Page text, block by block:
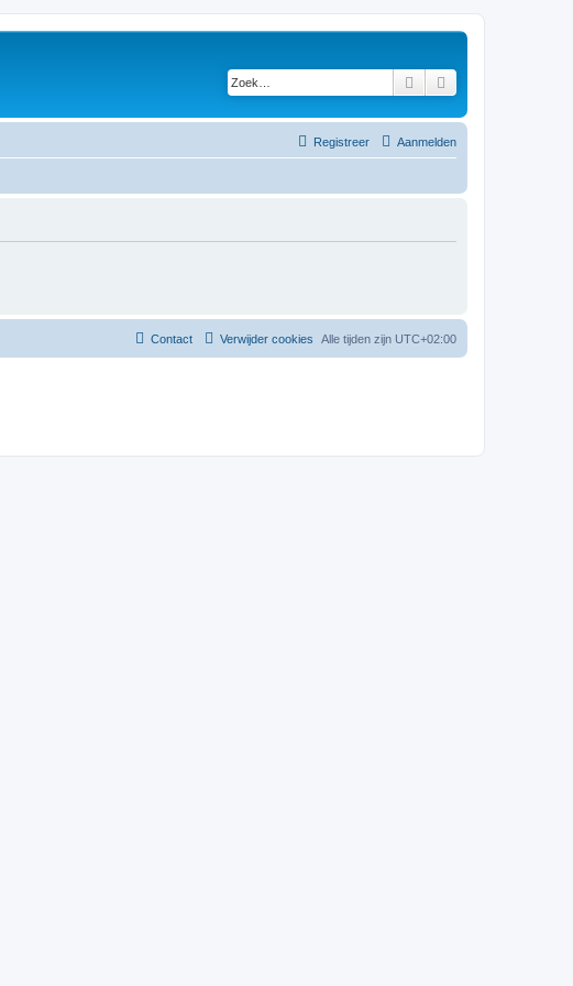
Zoek
Aanmelden
Registreer
Alle tijden zijn UTC+02:00
Verwijder cookies
Contact